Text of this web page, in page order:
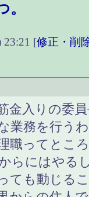
。
23:21 [修正・削
金入りの委
業務を行う
職ってとこ
らにはやる
ても動じる